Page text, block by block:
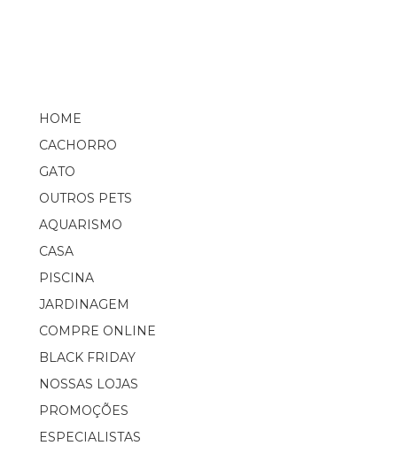
HOME
CACHORRO
GATO
OUTROS PETS
AQUARISMO
CASA
PISCINA
JARDINAGEM
COMPRE ONLINE
BLACK FRIDAY
NOSSAS LOJAS
PROMOÇÕES
ESPECIALISTAS